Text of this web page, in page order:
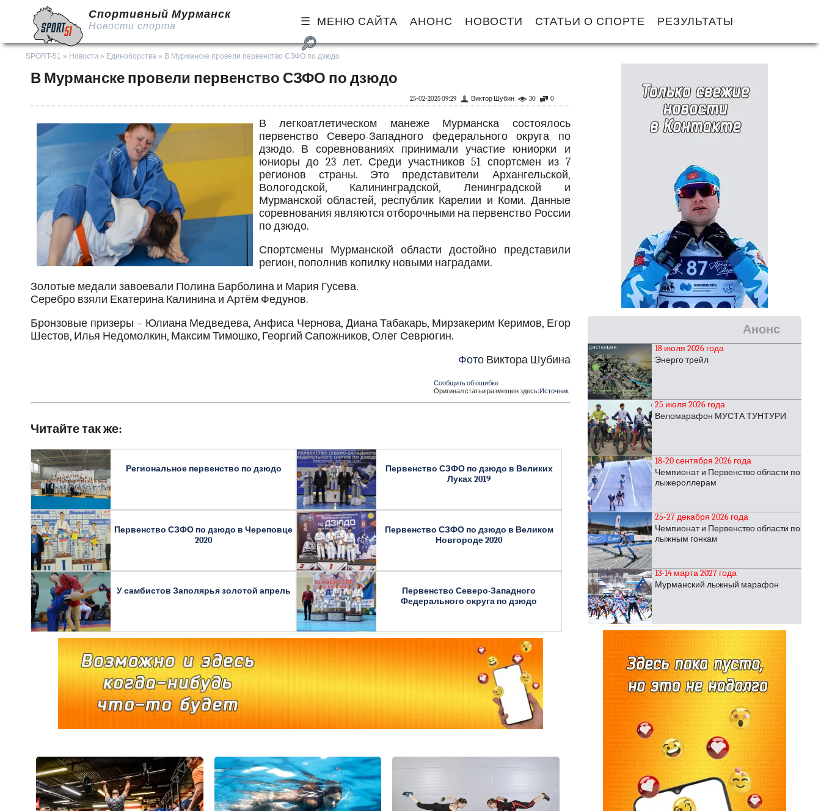
Спортивный Мурманск
Новости спорта МЕНЮ САЙТА АНОНС НОВОСТИ СТАТЬИ О СПОРТЕ РЕЗУЛЬТАТЫ
SPORT-51 » Новости » Единоборства » В Мурманске провели первенство СЗФО по дзюдо
В Мурманске провели первенство СЗФО по дзюдо
0
30
Виктор Шубин
25-02-2025 09:29
В легкоатлетическом манеже Мурманска состоялось
первенство Северо-Западного федерального округа по
дзюдо. В соревнованиях принимали участие юниорки и
юниоры до 23 лет. Среди участников 51 спортсмен из 7
регионов страны. Это представители Архангельской,
Вологодской, Калининградской, Ленинградской и
Мурманской областей, республик Карелии и Коми. Данные
соревнования являются отборочными на первенство России
по дзюдо.
Спортсмены Мурманской области достойно представили
регион, пополнив копилку новыми наградами.
Золотые медали завоевали Полина Барболина и Мария Гусева.
Серебро взяли Екатерина Калинина и Артём Федунов.
Бронзовые призеры – Юлиана Медведева, Анфиса Чернова, Диана Табакарь, Мирзакерим Керимов, Егор
Шестов, Илья Недомолкин, Максим Тимошко, Георгий Сапожников, Олег Севрюгин.
ФотоВиктора Шубина
Сообщить об ошибке
Оригинал статьи размещен здесь:Источник
Читайте так же:
Региональное первенство по дзюдо
Первенство СЗФО по дзюдо в Великих
Луках 2019
Первенство СЗФО по дзюдо в Череповце
2020
Первенство СЗФО по дзюдо в Великом
Новгороде 2020
У самбистов Заполярья золотой апрель
Первенство Северо-Западного
Федерального округа по дзюдо
Анонс
18 июля 2026 года
Энерго трейл
25 июля 2026 года
Веломарафон МУСТА ТУНТУРИ
18-20 сентября 2026 года
Чемпионат и Первенство области по
лыжероллерам
25-27 декабря 2026 года
Чемпионат и Первенство области по
лыжным гонкам
13-14 марта 2027 года
Мурманский лыжный марафон